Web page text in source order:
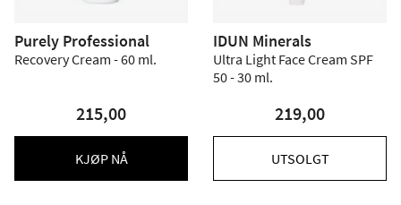
Purely Professional
Recovery Cream - 60 ml.
215,00
KJØP NÅ
IDUN Minerals
Ultra Light Face Cream SPF
50 - 30 ml.
219,00
UTSOLGT